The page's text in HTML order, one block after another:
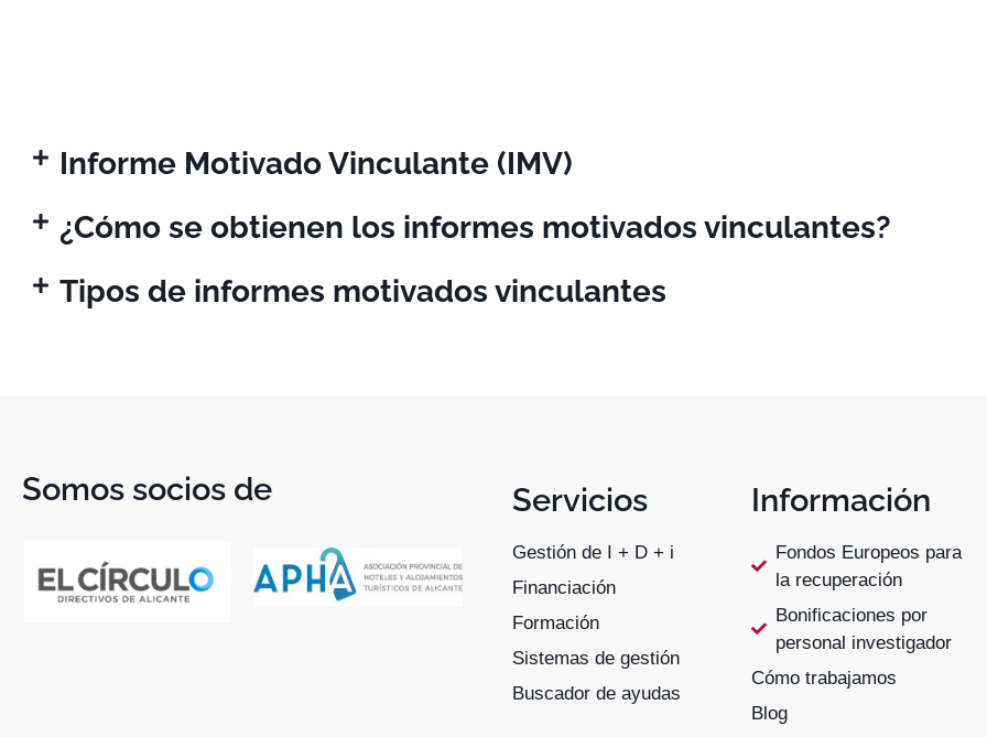
Informe Motivado Vinculante (IMV)
¿Cómo se obtienen los informes motivados vinculantes?
Tipos de informes motivados vinculantes
Somos socios de Servicios
Gestión de I + D + i
Financiación
Formación
Sistemas de gestión
Buscador de ayudas
Información
Fondos Europeos para
la recuperación
Bonificaciones por
personal investigador
Cómo trabajamos
Blog